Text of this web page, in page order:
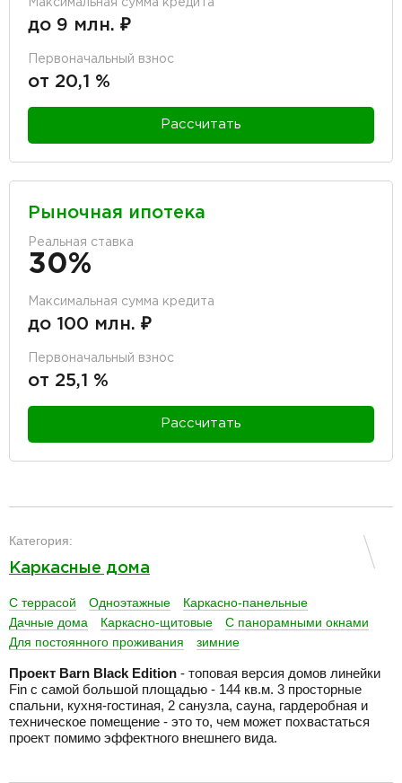
Максимальная сумма кредита
до 9 млн. ₽
Первоначальный взнос
от 20,1 %
Рассчитать
Рыночная ипотека
Реальная ставка
30%
Максимальная сумма кредита
до 100 млн. ₽
Первоначальный взнос
от 25,1 %
Рассчитать
Категория:
Каркасные дома
С террасой Одноэтажные
Каркасно-панельные
Дачные дома
Каркасно-щитовые
С панорамными окнами
Для постоянного проживания
зимние
Проект Barn Black Edition - топовая версия домов линейки
Fin с самой большой площадью - 144 кв.м. 3 просторные
спальни, кухня-гостиная, 2 санузла, сауна, гардеробная и
техническое помещение - это то, чем может похвастаться
проект помимо эффектного внешнего вида.